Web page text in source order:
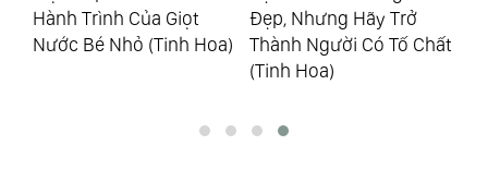
Hành Trình Của Giọt
Nước Bé Nhỏ (Tinh Hoa)
Đẹp, Nhưng Hãy Trở
Thành Người Có Tố Chất
(Tinh Hoa)